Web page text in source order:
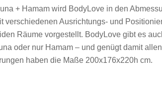
+ Hamam wird BodyLove in den
verschiedenen Ausrichtungs- und
Räume vorgestellt. BodyLove gibt es
oder nur Hamam – und genügt damit
haben die Maße 200x176x220h cm.